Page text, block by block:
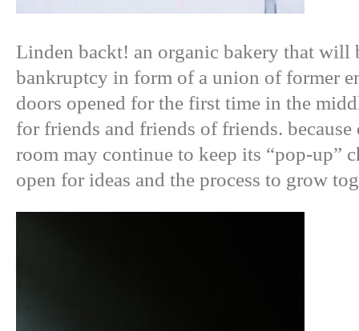
Linden backt! an organic bakery that will
bankruptcy in form of a union of former
doors opened for the first time in the
for friends and friends of friends. because
room may continue to keep its “pop-up”
open for ideas and the process to grow